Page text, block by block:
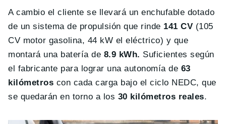
A cambio el cliente se llevará un enchufable dotado
de un sistema de propulsión que rinde 141 CV (105
CV motor gasolina, 44 kW el eléctrico) y que
montará una batería de 8.9 kWh. Suficientes según
el fabricante para lograr una autonomía de 63
kilómetros con cada carga bajo el ciclo NEDC, que
se quedarán en torno a los 30 kilómetros reales.